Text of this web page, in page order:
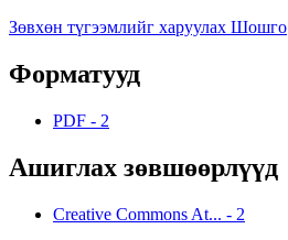
Зөвхөн түгээмлийг харуулах Шошго
Форматууд
PDF - 2
Ашиглах зөвшөөрлүүд
Creative Commons At... - 2